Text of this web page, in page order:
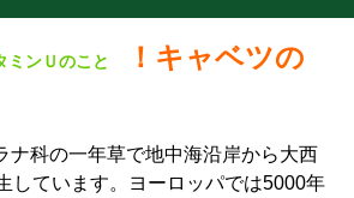
ミンＵのこと
！キャベツの
ナ科の一年草で地中海沿岸から大西
しています。ヨーロッパでは5000年